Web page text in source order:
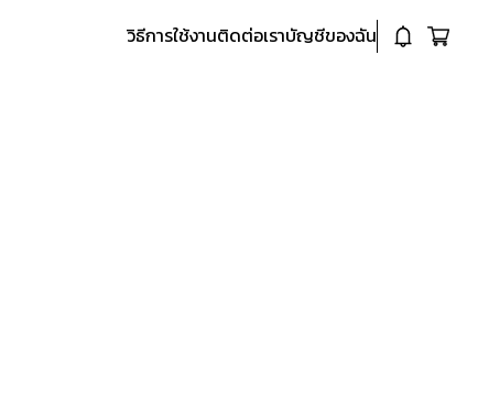
วิธีการใช้งานติดต่อเราบัญชีของฉัน